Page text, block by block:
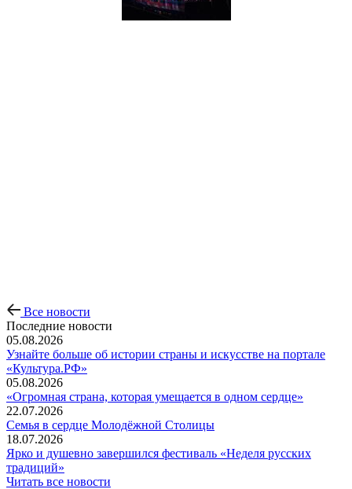
Все новости
Последние новости
05.08.2026
Узнайте больше об истории страны и искусстве на портале
«Культура.РФ»
05.08.2026
«Огромная страна, которая умещается в одном сердце»
22.07.2026
Семья в сердце Молодёжной Столицы
18.07.2026
Ярко и душевно завершился фестиваль «Неделя русских
традиций»
Читать все новости